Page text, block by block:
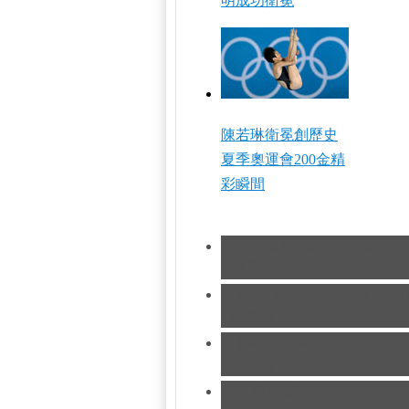
陳若琳衛冕創歷史
夏季奧運會200金精
彩瞬間